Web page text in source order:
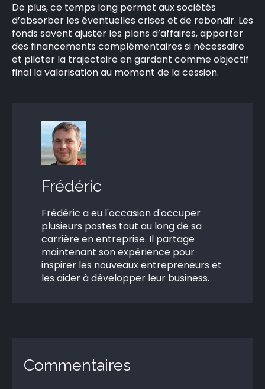
De plus, ce temps long permet aux sociétés
d’absorber les éventuelles crises et de rebondir. Les
fonds savent ajuster les plans d’affaires, apporter
des financements complémentaires si nécessaire
et piloter la trajectoire en gardant comme objectif
final la valorisation au moment de la cession.
Frédéric
Frédéric a eu l'occasion d'occuper
plusieurs postes tout au long de sa
carrière en entreprise. Il partage
maintenant son expérience pour
inspirer les nouveaux entrepreneurs et
les aider à développer leur business.
Commentaires